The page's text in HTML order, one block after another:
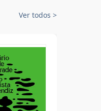
Ver todos >